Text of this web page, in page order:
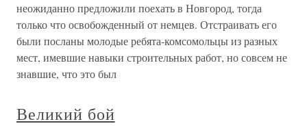
неожиданно предложили поехать в Новгород, тогда
только что освобожденный от немцев. Отстраивать его
были посланы молодые ребята-комсомольцы из разных
мест, имевшие навыки строительных работ, но совсем не
знавшие, что это был
Великий бой